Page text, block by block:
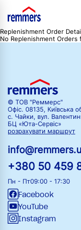
Replenishment Order
No Replenishment Orders
© ТОВ "Реммерс"
Офіс. 08135, Київська
с. Чайки, вул.
БЦ «Юта-Сервіс»
розрахувати маршрут
+380 50 459
Пн - Пт09:00 - 17:30
Facebook
YouTube
Instagram